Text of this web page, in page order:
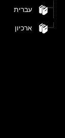
עברית
ארכיון